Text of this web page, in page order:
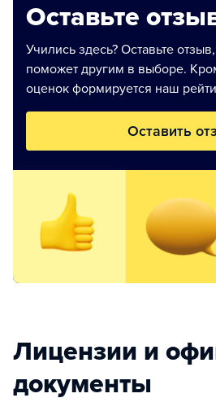
Оставьте
Учились здесь? Оставьте
поможет другим в выборе.
оценок формируется наш
Оставить
Лицензии и
документы